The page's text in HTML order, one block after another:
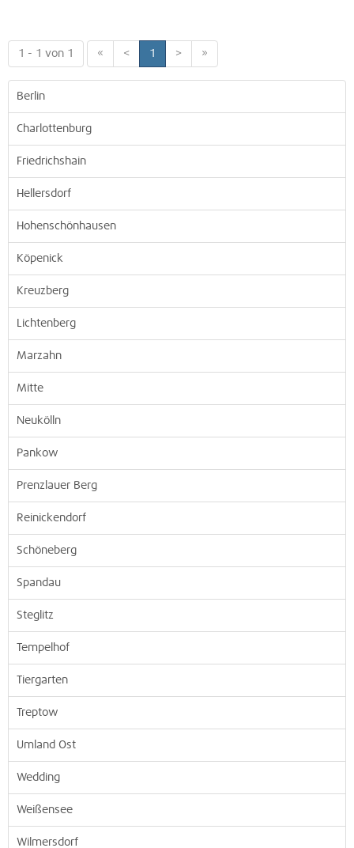
1 - 1 von 1 « < 1 > »
Berlin
Charlottenburg
Friedrichshain
Hellersdorf
Hohenschönhausen
Köpenick
Kreuzberg
Lichtenberg
Marzahn
Mitte
Neukölln
Pankow
Prenzlauer Berg
Reinickendorf
Schöneberg
Spandau
Steglitz
Tempelhof
Tiergarten
Treptow
Umland Ost
Wedding
Weißensee
Wilmersdorf